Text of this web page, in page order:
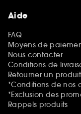
Aide
FAQ
Moyens de
Nous contacter
Conditions de
Retourner un produit
*Conditions de nos
*Exclusion des
Rappels produits